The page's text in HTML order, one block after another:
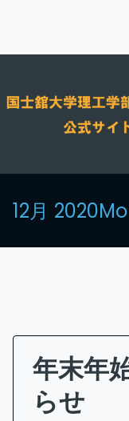
を
キ
国士舘
築学系
12月 2020
年末年
らせ